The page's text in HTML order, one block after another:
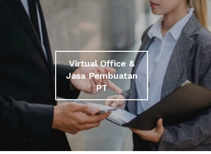
Virtual Office &
Jasa Pembuatan
PT